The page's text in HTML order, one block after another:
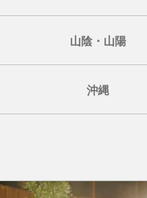
山陰・山陽
沖縄